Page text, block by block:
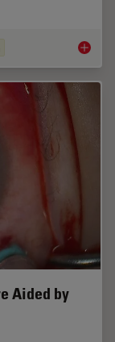
RPE65
Aided by